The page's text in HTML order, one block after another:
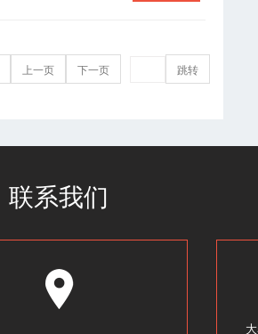
上一页 下一页 跳转
联系我们